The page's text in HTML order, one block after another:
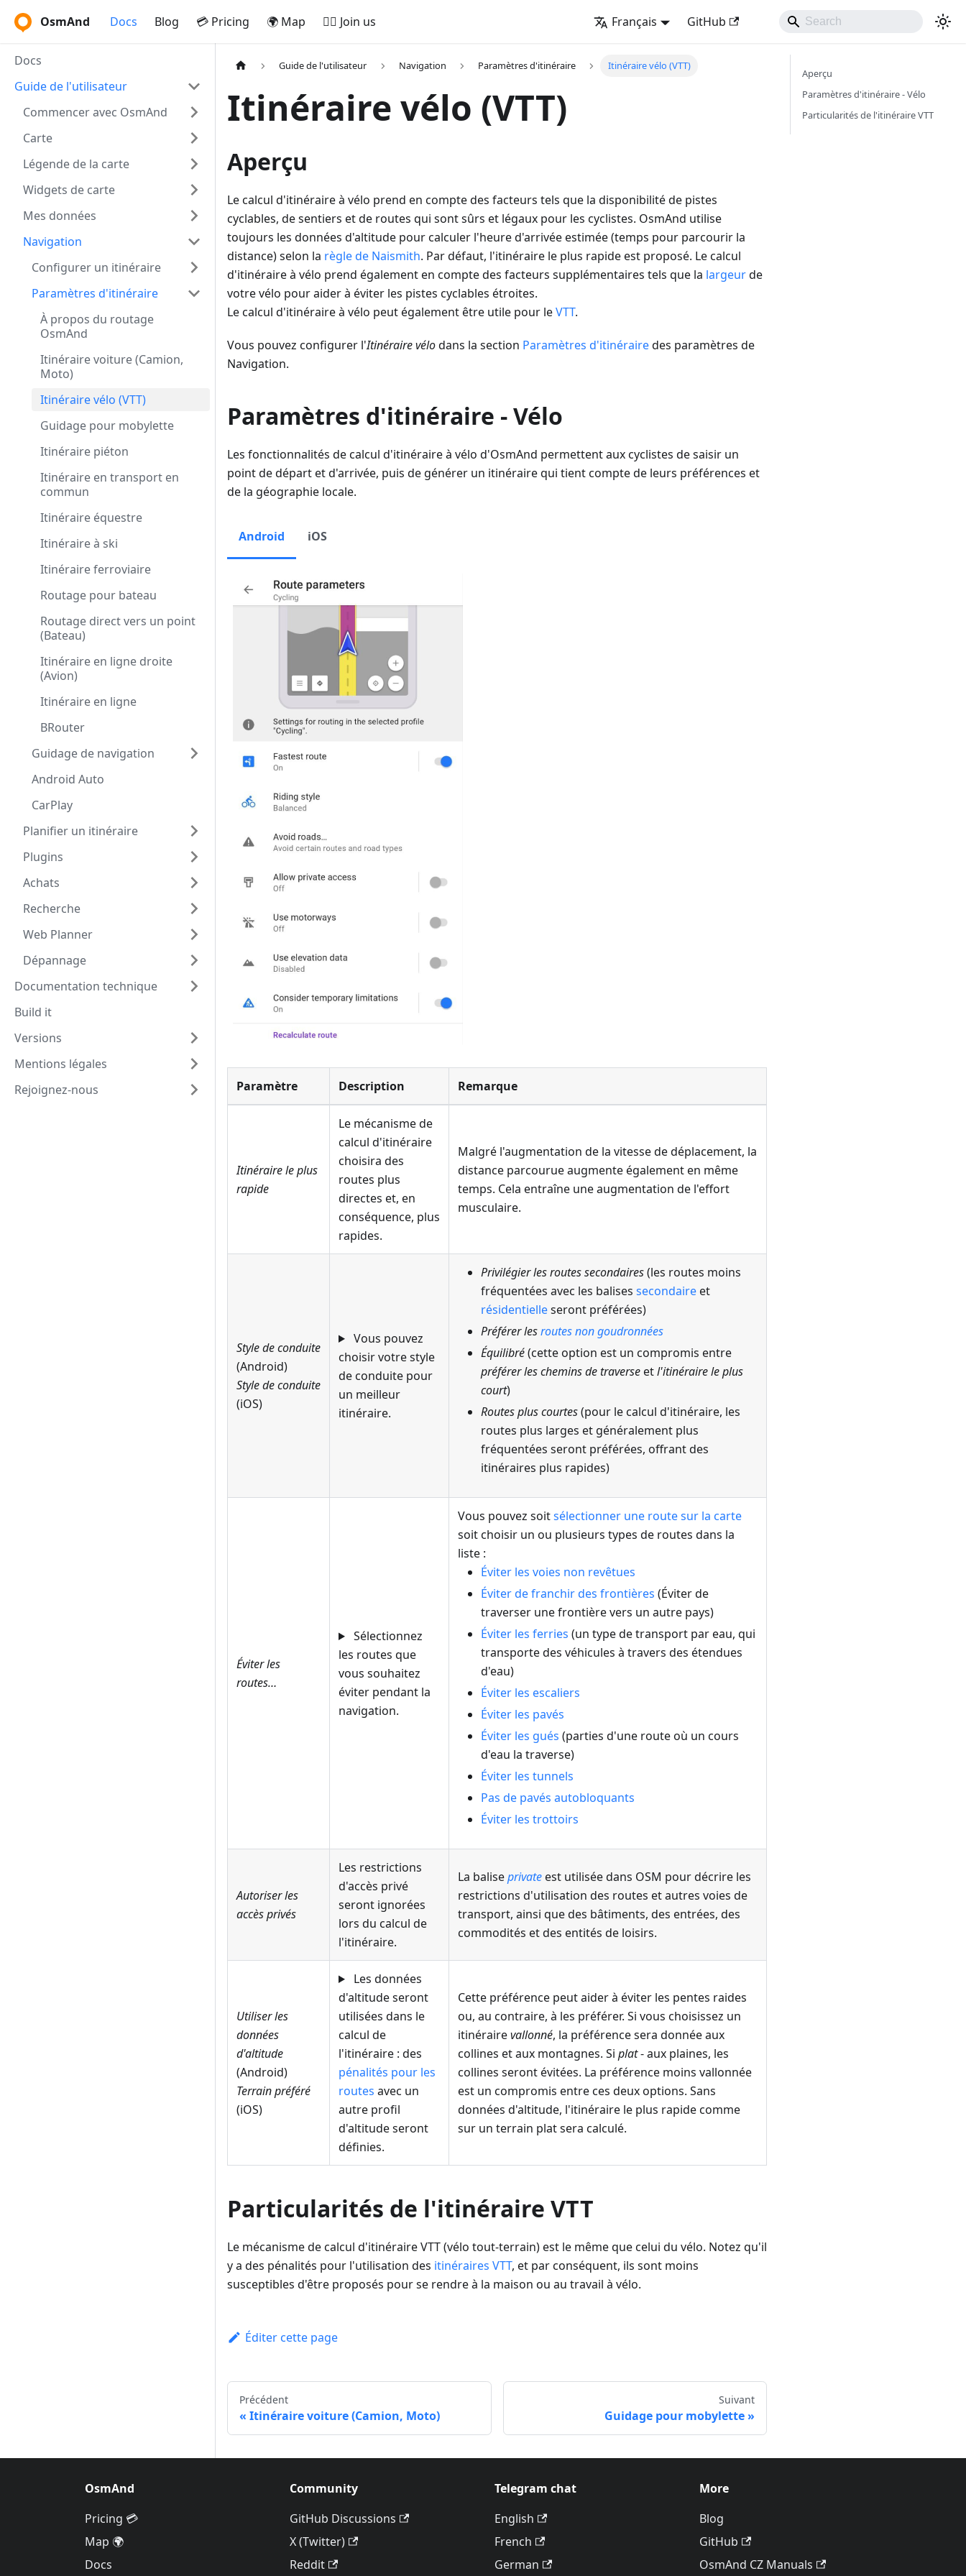
OsmAnd Docs Blog 💳 Pricing 🌍 Map 🚵‍♂️ Join us Français GitHub
Docs
Guide de l'utilisateur
Commencer avec OsmAnd
Carte
Légende de la carte
Widgets de carte
Mes données
Navigation
Configurer un itinéraire
Paramètres d'itinéraire
À propos du routage
OsmAnd
Itinéraire voiture (Camion,
Moto)
Itinéraire vélo (VTT)
Guidage pour mobylette
Itinéraire piéton
Itinéraire en transport en
commun
Itinéraire équestre
Itinéraire à ski
Itinéraire ferroviaire
Routage pour bateau
Routage direct vers un point
(Bateau)
Itinéraire en ligne droite
(Avion)
Itinéraire en ligne
BRouter
Guidage de navigation
Android Auto
CarPlay
Planifier un itinéraire
Plugins
Achats
Recherche
Web Planner
Dépannage
Documentation technique
Build it
Versions
Mentions légales
Rejoignez-nous
Guide de l'utilisateur Navigation Paramètres d'itinéraire Itinéraire vélo (VTT)
Itinéraire vélo (VTT)
Aperçu
Le calcul d'itinéraire à vélo prend en compte des facteurs tels que la disponibilité de pistes
cyclables, de sentiers et de routes qui sont sûrs et légaux pour les cyclistes. OsmAnd utilise
toujours les données d'altitude pour calculer l'heure d'arrivée estimée (temps pour parcourir la
distance) selon la règle de Naismith. Par défaut, l'itinéraire le plus rapide est proposé. Le calcul
d'itinéraire à vélo prend également en compte des facteurs supplémentaires tels que la largeurde
votre vélo pour aider à éviter les pistes cyclables étroites.
Le calcul d'itinéraire à vélo peut également être utile pour leVTT.
Vous pouvez configurer l'Itinéraire vélodans la section Paramètres d'itinérairedes paramètres de
Navigation.
Paramètres d'itinéraire - Vélo
Les fonctionnalités de calcul d'itinéraire à vélo d'OsmAnd permettent aux cyclistes de saisir un
point de départ et d'arrivée, puis de générer un itinéraire qui tient compte de leurs préférences et
de la géographie locale.
Android iOS
Paramètre Description Remarque
Itinéraire le plus
rapide
Le mécanisme de
calcul d'itinéraire
choisira des
routes plus
directes et, en
conséquence, plus
rapides.
Malgré l'augmentation de la vitesse de déplacement, la
distance parcourue augmente également en même
temps. Cela entraîne une augmentation de l'effort
musculaire.
Style de conduite
(Android)
Style de conduite
(iOS)
Vous pouvez
choisir votre style
de conduite pour
un meilleur
itinéraire.
Privilégier les routes secondaires(les routes moins
fréquentées avec les balises secondaireet
résidentielleseront préférées)
Préférer lesroutes non goudronnées
Équilibré(cette option est un compromis entre
préférer les chemins de traverseetl'itinéraire le plus
court)
Routes plus courtes(pour le calcul d'itinéraire, les
routes plus larges et généralement plus
fréquentées seront préférées, offrant des
itinéraires plus rapides)
Éviter les
routes…
Sélectionnez
les routes que
vous souhaitez
éviter pendant la
navigation.
Vous pouvez soitsélectionner une route sur la carte
soit choisir un ou plusieurs types de routes dans la
liste :
Éviter les voies non revêtues
Éviter de franchir des frontières (Éviter de
traverser une frontière vers un autre pays)
Éviter les ferries (un type de transport par eau, qui
transporte des véhicules à travers des étendues
d'eau)
Éviter les escaliers
Éviter les pavés
Éviter les gués (parties d'une route où un cours
d'eau la traverse)
Éviter les tunnels
Pas de pavés autobloquants
Éviter les trottoirs
Autoriser les
accès privés
Les restrictions
d'accès privé
seront ignorées
lors du calcul de
l'itinéraire.
La baliseprivateest utilisée dans OSM pour décrire les
restrictions d'utilisation des routes et autres voies de
transport, ainsi que des bâtiments, des entrées, des
commodités et des entités de loisirs.
Utiliser les
données
d'altitude
(Android)
Terrain préféré
(iOS)
Les données
d'altitude seront
utilisées dans le
calcul de
l'itinéraire : des
pénalités pour les
routes avec un
autre profil
d'altitude seront
définies.
Cette préférence peut aider à éviter les pentes raides
ou, au contraire, à les préférer. Si vous choisissez un
itinérairevallonné, la préférence sera donnée aux
collines et aux montagnes. Si plat- aux plaines, les
collines seront évitées. La préférence moins vallonnée
est un compromis entre ces deux options. Sans
données d'altitude, l'itinéraire le plus rapide comme
sur un terrain plat sera calculé.
Particularités de l'itinéraire VTT
Le mécanisme de calcul d'itinéraire VTT (vélo tout-terrain) est le même que celui du vélo. Notez qu'il
y a des pénalités pour l'utilisation des itinéraires VTT, et par conséquent, ils sont moins
susceptibles d'être proposés pour se rendre à la maison ou au travail à vélo.
Éditer cette page
Précédent
Itinéraire voiture (Camion, Moto)
Suivant
Guidage pour mobylette
Aperçu
Paramètres d'itinéraire - Vélo
Particularités de l'itinéraire VTT
OsmAnd
Pricing 💳
Map 🌍
Docs
Community
GitHub Discussions
X (Twitter)
Reddit
Telegram chat
English
French
German
More
Blog
GitHub
OsmAnd CZ Manuals